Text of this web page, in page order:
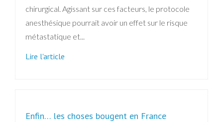
chirurgical. Agissant sur ces facteurs, le protocole
anesthésique pourrait avoir un effet sur le risque
métastatique et...
Lire l'article
Enfin… les choses bougent en France